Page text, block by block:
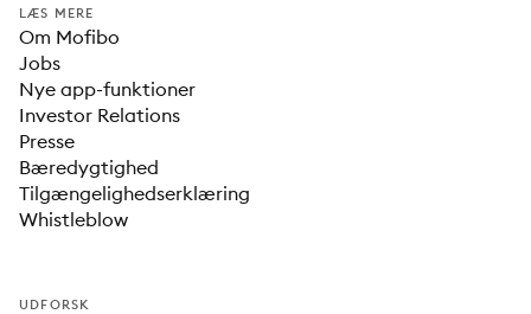
LÆS MERE
Om Mofibo
Jobs
Nye app-funktioner
Investor Relations
Presse
Bæredygtighed
Tilgængelighedserklæring
Whistleblow
UDFORSK